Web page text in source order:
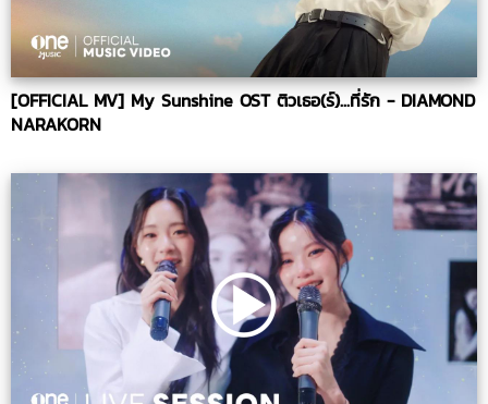
[OFFICIAL MV] My Sunshine OST ติวเธอ(ร์)...ที่รัก - DIAMOND
NARAKORN